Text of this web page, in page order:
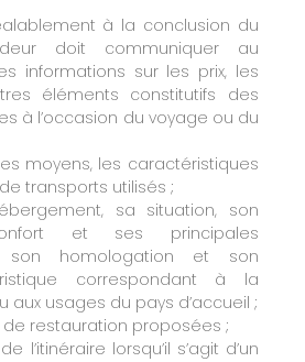
à la conclusion du
doit communiquer au
informations sur les prix, les
éléments constitutifs des
à l’occasion du voyage ou du
moyens, les caractéristiques
transports utilisés ;
sa situation, son
et ses principales
son homologation et son
correspondant à la
aux usages du pays d’accueil ;
de restauration proposées ;
l’itinéraire lorsqu’il s’agit d’un